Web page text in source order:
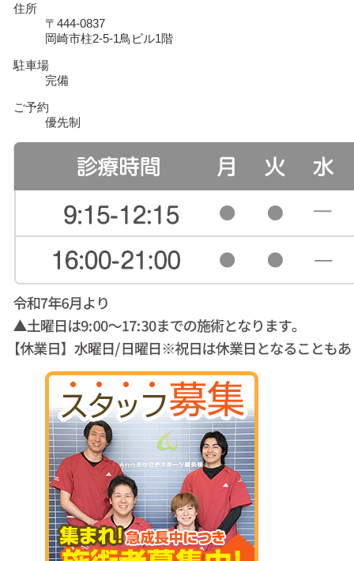
住所
〒444-0837
岡崎市柱2-5-1鳥ビル1階
駐車場
完備
ご予約
優先制